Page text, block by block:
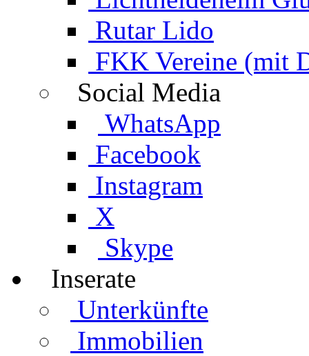
Rutar Lido
FKK Vereine (mit
Social Media
WhatsApp
Facebook
Instagram
X
Skype
Inserate
Unterkünfte
Immobilien